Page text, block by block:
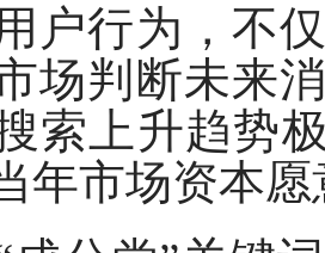
户行为，不
场判断未来
索上升趋势
年市场资本